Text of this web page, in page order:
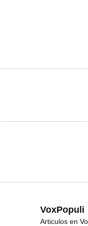
VoxPopuli
Articulos en